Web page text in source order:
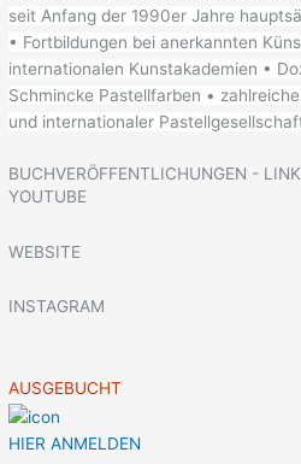
seit Anfang der 1990er Jahre
• Fortbildungen bei anerkannten
internationalen Kunstakademien •
Schmincke Pastellfarben •
und internationaler
BUCHVERÖFFENTLICHUNGEN -
YOUTUBE
WEBSITE
INSTAGRAM
AUSGEBUCHT
HIER ANMELDEN